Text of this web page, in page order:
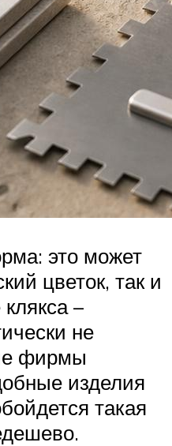
это может
цветок, так и
–
не
фирмы
изделия
такая